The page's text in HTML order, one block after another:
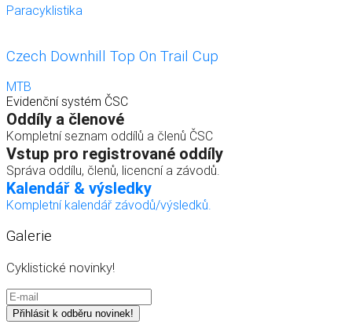
Paracyklistika
Czech Downhill Top On Trail Cup
MTB
Evidenční systém ČSC
Oddíly a členové
Kompletní seznam oddílů a členů ČSC
Vstup pro registrované oddíly
Správa oddílu, členů, licencní a závodů.
Kalendář & výsledky
Kompletní kalendář závodů/výsledků.
Galerie
Cyklistické novinky!